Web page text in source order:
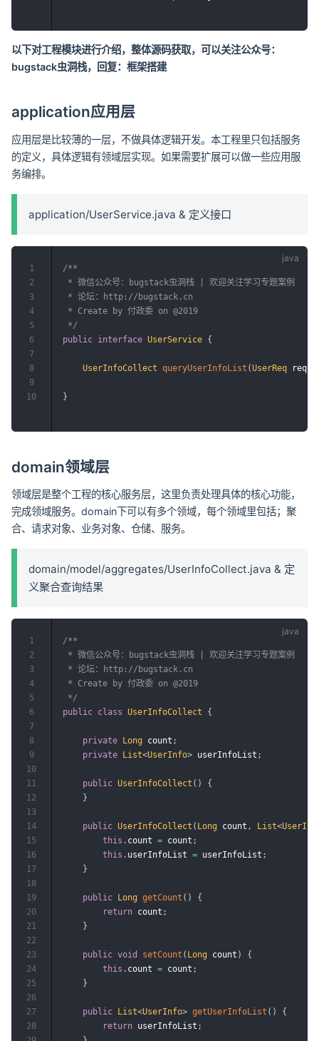
以下对工程模块进行介绍，整体源码获取，可以关注公众号：
bugstack虫洞栈，回复：框架搭建
application应用层
应用层是比较薄的一层，不做具体逻辑开发。本工程里只包括服务
的定义，具体逻辑有领域层实现。如果需要扩展可以做一些应用服
务编排。
application/UserService.java & 定义接口
/**
* 微信公众号：bugstack虫洞栈 | 欢迎关注学习专题案例
* 论坛：http://bugstack.cn
* Create by 付政委 on @2019
*/
public interface UserService {
UserInfoCollect queryUserInfoList (UserReq req
}
1
2
3
4
5
6
7
8
9
10
domain领域层
领域层是整个工程的核心服务层，这里负责处理具体的核心功能，
完成领域服务。domain下可以有多个领域，每个领域里包括；聚
合、请求对象、业务对象、仓储、服务。
domain/model/aggregates/UserInfoCollect.java & 定
义聚合查询结果
/**
* 微信公众号：bugstack虫洞栈 | 欢迎关注学习专题案例
* 论坛：http://bugstack.cn
* Create by 付政委 on @2019
*/
public class UserInfoCollect {
private Long count ;
private
List<UserInfo> userInfoList ;
public UserInfoCollect ( )
{
}
public UserInfoCollect ( Long count , List<
this . count = count ;
this . userInfoList = userInfoList ;
}
public Long getCount ( )
{
return count ;
}
public void setCount ( Long count )
{
this . count = count ;
}
public List<UserInfo> getUserInfoList ( )
{
return userInfoList ;
1
2
3
4
5
6
7
8
9
10
11
12
13
14
15
16
17
18
19
20
21
22
23
24
25
26
27
28